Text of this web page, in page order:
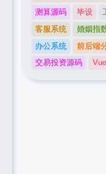
测算源码
毕设
客服系统
婚姻指
办公系统
前后端
交易投资源码
Vue